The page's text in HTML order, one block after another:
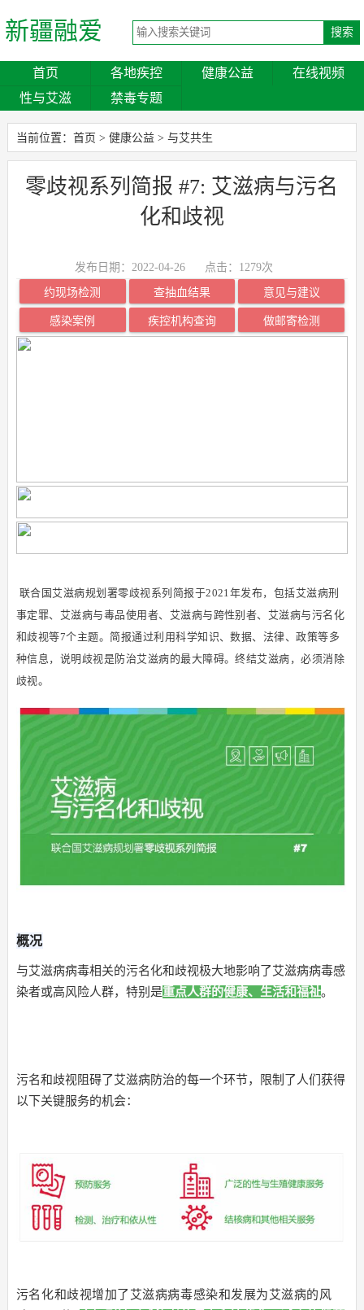
新疆融爱
首页 各地疾控 健康公益
在线视频
性与艾滋
禁毒专题
当前位置： 首页 > 健康公益 > 与艾共生
零歧视系列简报 #7: 艾滋病与污名
化和歧视
发布日期：2022-04-26 点击： 1279次
约现场检测 查抽血结果 意见与建议
感染案例 疾控机构查询 做邮寄检测
联合国艾滋病规划署零歧视系列简报于2021年发布，包括艾滋病刑
事定罪、艾滋病与毒品使用者、艾滋病与跨性别者、艾滋病与污名化
和歧视等7个主题。简报通过利用科学知识、数据、法律、政策等多
种信息，说明歧视是防治艾滋病的最大障碍。终结艾滋病，必须消除
歧视。
概况
与艾滋病病毒相关的污名化和歧视极大地影响了艾滋病病毒感
染者或高风险人群，特别是重点人群的健康、生活和福祉。
污名和歧视阻碍了艾滋病防治的每一个环节，限制了人们获得
以下关键服务的机会：
污名化和歧视增加了艾滋病病毒感染和发展为艾滋病的风